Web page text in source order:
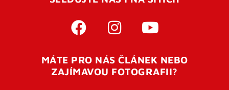
Pro úspěšné dokončení registrace je potřeba
vaší e-mailovouadresu. Po úspěšném odeslání
otevření tohoto odkazu se váš účet ověří a můžete se
přihlásit. Nezapomeňte zkontrolovat složku SPAM ve
MÁTE PRO NÁS ČLÁNEK NEBO
ZAJÍMAVOU FOTOGRAFII?